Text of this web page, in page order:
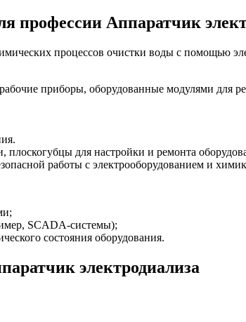
Аппаратчик
процессов очистки воды с помощью
приборы, оборудованные модулями для
плоскогубцы для настройки и ремонта
работы с электрооборудованием и
SCADA-системы);
состояния оборудования.
электродиализа